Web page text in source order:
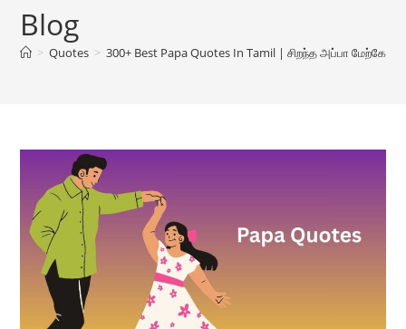
Blog
> Quotes > 300+ Best Papa Quotes In Tamil | சிறந்த அப்பா